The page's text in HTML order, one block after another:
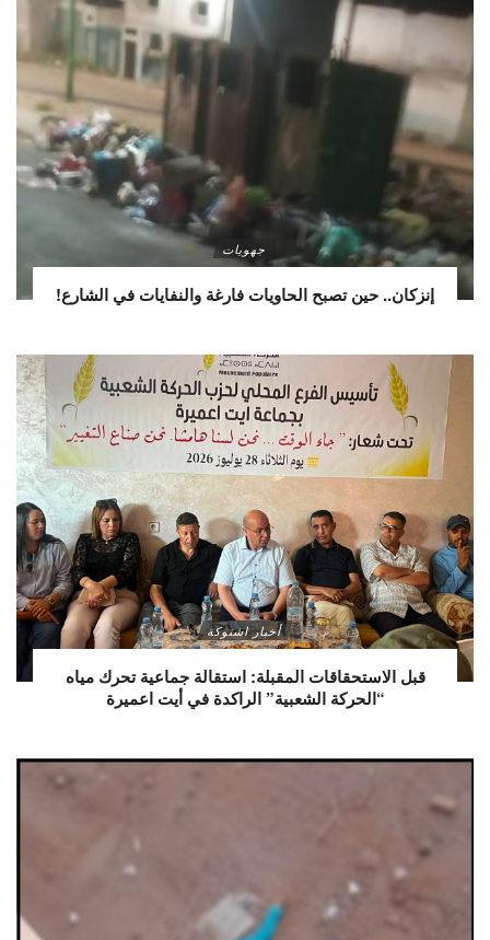
جهويات
إنزكان.. حين تصبح الحاويات فارغة والنفايات في الشارع!
أخبار اشتوكة
قبل الاستحقاقات المقبلة: استقالة جماعية تحرك مياه
“الحركة الشعبية” الراكدة في أيت اعميرة